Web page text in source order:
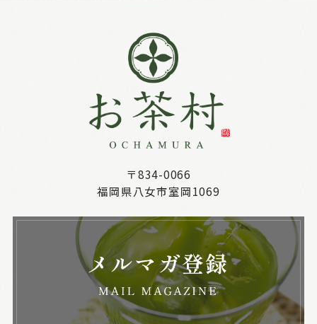
〒834-0066
福岡県八女市室岡1069